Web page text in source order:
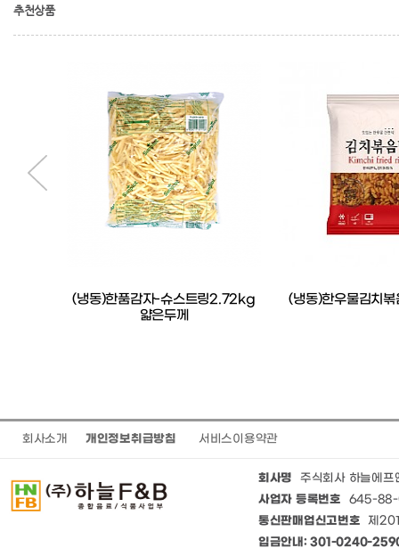
추천상품
(냉동)한품감자-슈스트링2.72kg
얇은두께
(냉동)한우물김치
회사소개 개인정보취급방침 서비스이용약관
회사명 주식회사 하늘에프
사업자 등록번호 645-88-
통신판매업신고번호 제
입금안내: 301-0240-